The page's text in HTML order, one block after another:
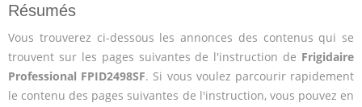
Résumés
Vous trouverez ci-dessous les annonces des contenus qui se
trouvent sur les pages suivantes de l'instruction de Frigidaire
Professional FPID2498SF. Si vous voulez parcourir rapidement
le contenu des pages suivantes de l'instruction, vous pouvez en